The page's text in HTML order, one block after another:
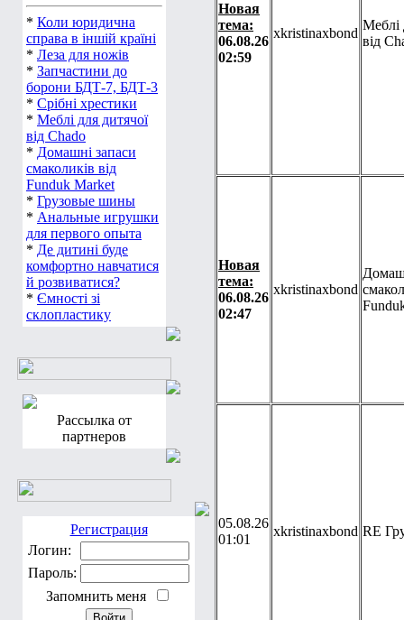
* Коли юридична
справа в іншій країні
* Леза для ножів
* Запчастини до
борони БДТ-7, БДТ-3
* Срібні хрестики
* Меблі для дитячої
від Chado
* Домашні запаси
смаколиків від
Funduk Market
* Грузовые шины
* Анальные игрушки
для первого опыта
* Де дитині буде
комфортно навчатися
й розвиватися?
* Ємності зі
склопластику
Рассылка от
партнеров
Регистрация
Логин:
Пароль:
Запомнить меня
Новая
тема:
06.08.26
02:59
xkristinaxbond
Меблі
від
Новая
тема:
06.08.26
02:47
xkristinaxbond
05.08.26
01:01
xkristinaxbond RE